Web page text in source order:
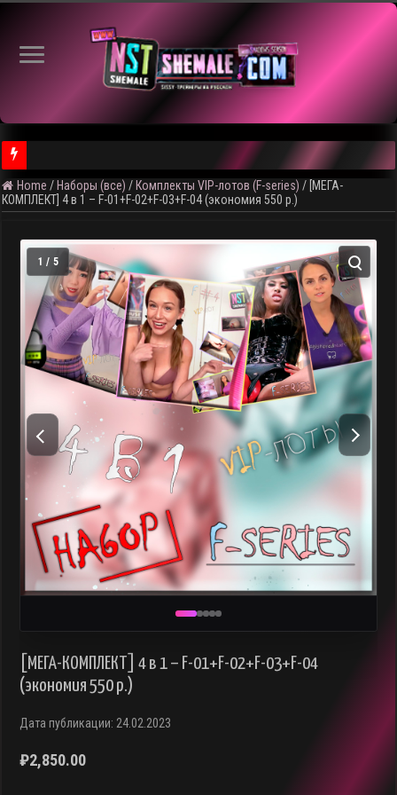
Home / Наборы (все) / Комплекты VIP-лотов (F-series) / [МЕГА-
КОМПЛЕКТ] 4 в 1 – F-01+F-02+F-03+F-04 (экономия 550 р.)
1 / 5
[МЕГА-КОМПЛЕКТ] 4 в 1 – F-01+F-02+F-03+F-04
(экономия 550 р.)
Дата публикации: 24.02.2023
₽2,850.00